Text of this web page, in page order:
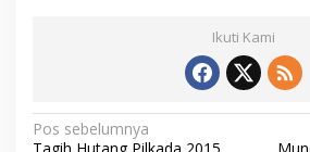
Ikuti Kami
N
Pos sebelumnya